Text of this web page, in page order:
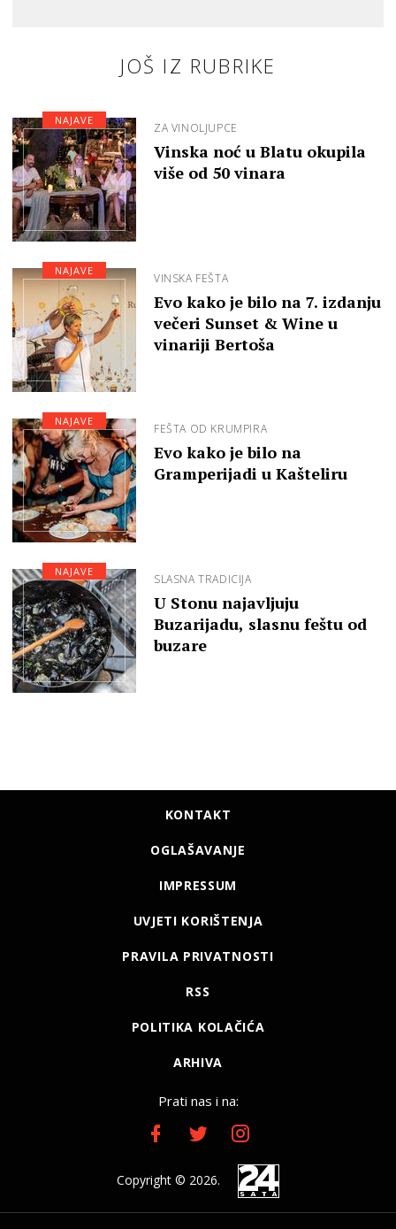
JOŠ IZ RUBRIKE
ZA VINOLJUPCE
Vinska noć u Blatu okupila
više od 50 vinara
NAJAVE
VINSKA FEŠTA
Evo kako je bilo na 7. izdanju
večeri Sunset & Wine u
vinariji Bertoša
NAJAVE
FEŠTA OD KRUMPIRA
Evo kako je bilo na
Gramperijadi u Kašteliru
NAJAVE
SLASNA TRADICIJA
U Stonu najavljuju
Buzarijadu, slasnu feštu od
buzare
NAJAVE
KONTAKT
OGLAŠAVANJE
IMPRESSUM
UVJETI KORIŠTENJA
PRAVILA PRIVATNOSTI
RSS
POLITIKA KOLAČIĆA
ARHIVA
Prati nas i na:
Copyright © 2026.